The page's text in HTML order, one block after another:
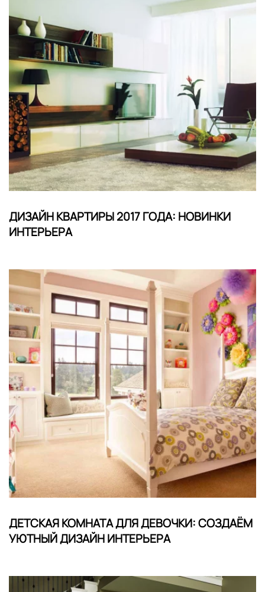
ДИЗАЙН КВАРТИРЫ 2017 ГОДА: НОВИНКИ
ИНТЕРЬЕРА
ДЕТСКАЯ КОМНАТА ДЛЯ ДЕВОЧКИ: СОЗДАЁМ
УЮТНЫЙ ДИЗАЙН ИНТЕРЬЕРА